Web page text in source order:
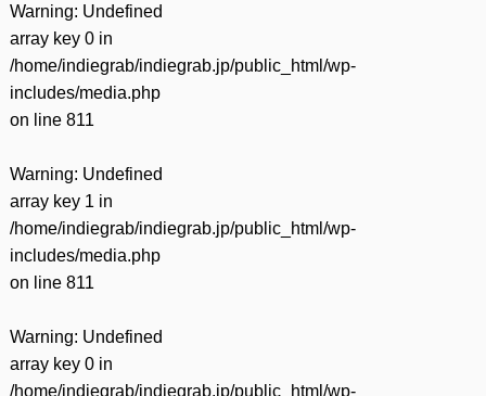
Warning: Undefined
array key 0 in
/home/indiegrab/indiegrab.jp/public_html/wp-
includes/media.php
on line 811
Warning: Undefined
array key 1 in
/home/indiegrab/indiegrab.jp/public_html/wp-
includes/media.php
on line 811
Warning: Undefined
array key 0 in
/home/indiegrab/indiegrab.jp/public_html/wp-